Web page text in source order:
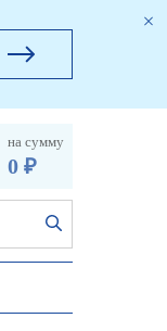
на сумму
0 ₽